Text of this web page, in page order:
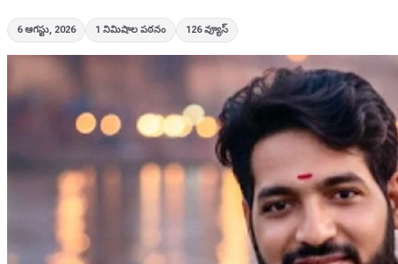
6 ఆగస్టు, 2026 1 నిమిషాల పఠనం 126 వ్యూస్